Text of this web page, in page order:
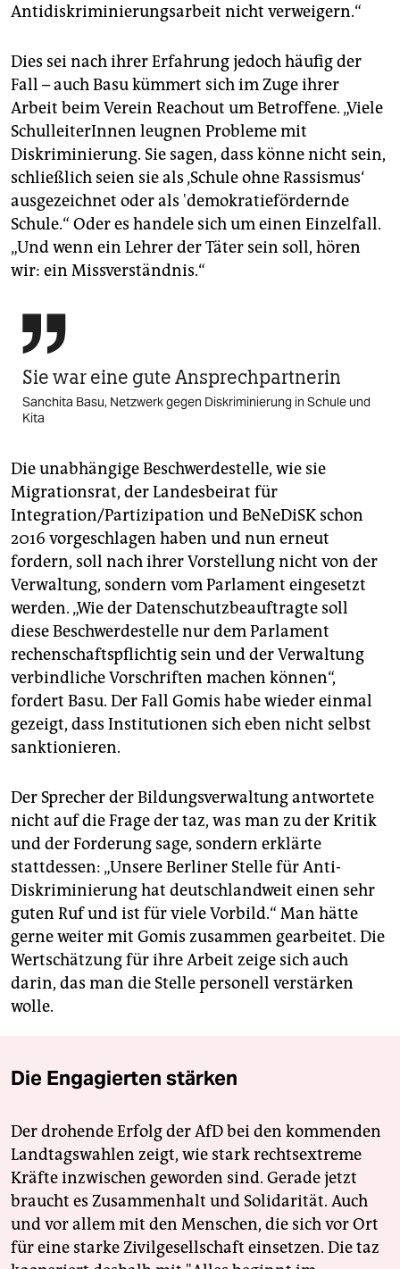
Antidiskriminierungsarbeit nicht verweigern.“
Dies sei nach ihrer Erfahrung jedoch häufig der
Fall – auch Basu kümmert sich im Zuge ihrer
Arbeit beim Verein Reachout um Betroffene. „Viele
SchulleiterInnen leugnen Probleme mit
Diskriminierung. Sie sagen, dass könne nicht sein,
schließlich seien sie als ‚Schule ohne Rassismus‘
ausgezeichnet oder als 'demokratiefördernde
Schule.“ Oder es handele sich um einen Einzelfall.
„Und wenn ein Lehrer der Täter sein soll, hören
wir: ein Missverständnis.“

Sie war eine gute Ansprechpartnerin
Sanchita Basu, Netzwerk gegen Diskriminierung in Schule und
Kita
Die unabhängige Beschwerdestelle, wie sie
Migrationsrat, der Landesbeirat für
Integration/Partizipation und BeNeDiSK schon
2016 vorgeschlagen haben und nun erneut
fordern, soll nach ihrer Vorstellung nicht von der
Verwaltung, sondern vom Parlament eingesetzt
werden. „Wie der Datenschutzbeauftragte soll
diese Beschwerdestelle nur dem Parlament
rechenschaftspflichtig sein und der Verwaltung
verbindliche Vorschriften machen können“,
fordert Basu. Der Fall Gomis habe wieder einmal
gezeigt, dass Institutionen sich eben nicht selbst
sanktionieren.
Der Sprecher der Bildungsverwaltung antwortete
nicht auf die Frage der taz, was man zu der Kritik
und der Forderung sage, sondern erklärte
stattdessen: „Unsere Berliner Stelle für Anti-
Diskriminierung hat deutschlandweit einen sehr
guten Ruf und ist für viele Vorbild.“ Man hätte
gerne weiter mit Gomis zusammen gearbeitet. Die
Wertschätzung für ihre Arbeit zeige sich auch
darin, das man die Stelle personell verstärken
wolle.
Die Engagierten stärken
Der drohende Erfolg der AfD bei den kommenden
Landtagswahlen zeigt, wie stark rechtsextreme
Kräfte inzwischen geworden sind. Gerade jetzt
braucht es Zusammenhalt und Solidarität. Auch
und vor allem mit den Menschen, die sich vor Ort
für eine starke Zivilgesellschaft einsetzen. Die taz